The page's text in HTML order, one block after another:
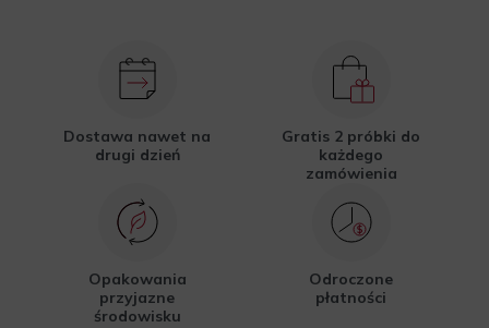
Dostawa nawet na
drugi dzień
Gratis 2 próbki do
każdego
zamówienia
Opakowania
przyjazne
środowisku
Odroczone
płatności